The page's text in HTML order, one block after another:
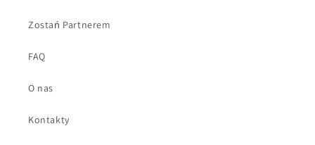
Zostań Partnerem
FAQ
O nas
Kontakty